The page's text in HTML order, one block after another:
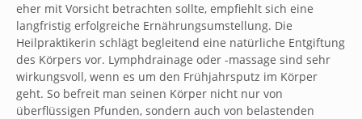
eher mit Vorsicht betrachten sollte, empfiehlt sich eine
langfristig erfolgreiche Ernährungsumstellung. Die
Heilpraktikerin schlägt begleitend eine natürliche Entgiftung
des Körpers vor. Lymphdrainage oder -massage sind sehr
wirkungsvoll, wenn es um den Frühjahrsputz im Körper
geht. So befreit man seinen Körper nicht nur von
überflüssigen Pfunden, sondern auch von belastenden